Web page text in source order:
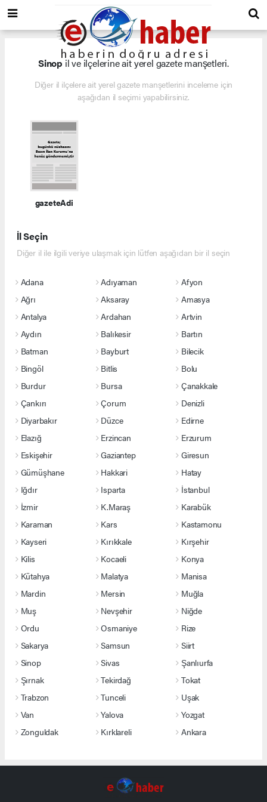
Sinop il ve ilçelerine ait yerel gazete manşetleri.
Diğer il ilçelere ait yerel gazete manşetlerini inceleme için
aşağıdan il seçimi yapabilirsiniz.
gazeteAdi
İl Seçin
Diğer il ile ilgili veriye ulaşmak için lütfen aşağıdan bir il seçin
Adana Adıyaman
Afyon
Ağrı
Aksaray
Amasya
Antalya
Ardahan
Artvin
Aydın
Balıkesir
Bartın
Batman
Bayburt
Bilecik
Bingöl
Bitlis
Bolu
Burdur
Bursa
Çanakkale
Çankırı
Çorum
Denizli
Diyarbakır
Düzce
Edirne
Elazığ
Erzincan
Erzurum
Eskişehir
Gaziantep
Giresun
Gümüşhane
Hakkari
Hatay
Iğdır
Isparta
İstanbul
İzmir
K.Maraş
Karabük
Karaman
Kars
Kastamonu
Kayseri
Kırıkkale
Kırşehir
Kilis
Kocaeli
Konya
Kütahya
Malatya
Manisa
Mardin
Mersin
Muğla
Muş
Nevşehir
Niğde
Ordu
Osmaniye
Rize
Sakarya
Samsun
Siirt
Sinop
Sivas
Şanlıurfa
Şırnak
Tekirdağ
Tokat
Trabzon
Tunceli
Uşak
Van
Yalova
Yozgat
Zonguldak
Kırklareli Ankara